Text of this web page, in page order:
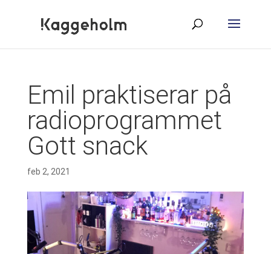
Emil praktiserar på
radioprogrammet
Gott snack
feb 2, 2021